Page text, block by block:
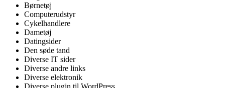
Børnetøj
Computerudstyr
Cykelhandlere
Dametøj
Datingsider
Den søde tand
Diverse IT sider
Diverse andre links
Diverse elektronik
Diverse plugin til WordPress